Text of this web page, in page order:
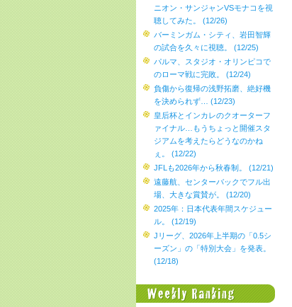
ニオン・サンジャンVSモナコを視
聴してみた。 (12/26)
バーミンガム・シティ、岩田智輝
の試合を久々に視聴。 (12/25)
パルマ、スタジオ・オリンピコで
のローマ戦に完敗。 (12/24)
負傷から復帰の浅野拓磨、絶好機
を決められず… (12/23)
皇后杯とインカレのクオーターフ
ァイナル…もうちょっと開催スタ
ジアムを考えたらどうなのかね
ぇ。 (12/22)
JFLも2026年から秋春制。 (12/21)
遠藤航、センターバックでフル出
場、大きな賞賛が。 (12/20)
2025年：日本代表年間スケジュー
ル。 (12/19)
Jリーグ、2026年上半期の「0.5シ
ーズン」の「特別大会」を発表。
(12/18)